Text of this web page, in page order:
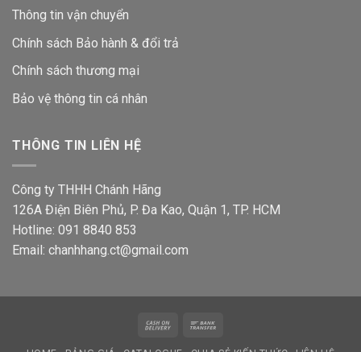
Thông tin vận chuyển
Chính sách Bảo hành & đổi trả
Chính sách thương mại
Bảo vệ thông tin cá nhân
THÔNG TIN LIÊN HỆ
Công ty THHH Chánh Hãng
126A Điện Biên Phủ, P. Đa Kao, Quận 1, TP. HCM
Hotline: 091 8840 853
Email: chanhhang.ct@gmail.com
Cash